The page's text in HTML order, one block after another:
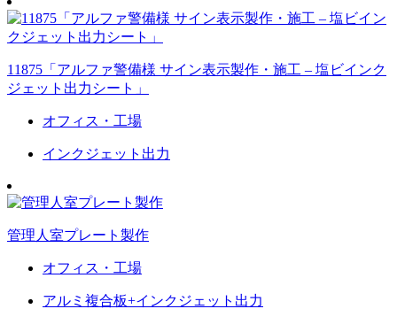
11875「アルファ警備様 サイン表示製作・施工 – 塩ビインク
ジェット出力シート」
オフィス・工場
インクジェット出力
管理人室プレート製作
オフィス・工場
アルミ複合板+インクジェット出力